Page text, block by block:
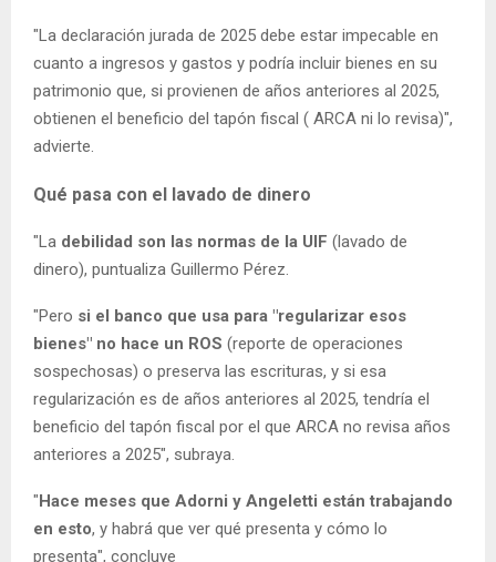
"La declaración jurada de 2025 debe estar impecable en
cuanto a ingresos y gastos y podría incluir bienes en su
patrimonio que, si provienen de años anteriores al 2025,
obtienen el beneficio del tapón fiscal ( ARCA ni lo revisa)",
advierte.
Qué pasa con el lavado de dinero
"La debilidad son las normas de la UIF (lavado de
dinero), puntualiza Guillermo Pérez.
"Pero si el banco que usa para "regularizar esos
bienes" no hace un ROS (reporte de operaciones
sospechosas) o preserva las escrituras, y si esa
regularización es de años anteriores al 2025, tendría el
beneficio del tapón fiscal por el que ARCA no revisa años
anteriores a 2025", subraya.
"Hace meses que Adorni y Angeletti están trabajando
en esto, y habrá que ver qué presenta y cómo lo
presenta", concluye